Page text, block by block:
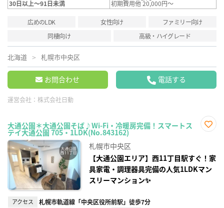
30日以上～91日未満 初期費用他 20,000円～
広めのLDK 女性向け
ファミリー向け
同棲向け
高級・ハイグレード
北海道 札幌市中央区
お問合わせ 電話する
運営会社： 株式会社日動
大通公園＊大通公園そば♪Wi-Fi・冷暖房完備！スマートス
テイ大通公園 705・1LDK(No.843162)
録
札幌市中央区
【大通公園エリア】西11丁目駅すぐ！家
具家電・調理器具完備の人気1LDKマン
スリーマンション✨
アクセス 札幌市軌道線「中央区役所前駅」徒歩7分